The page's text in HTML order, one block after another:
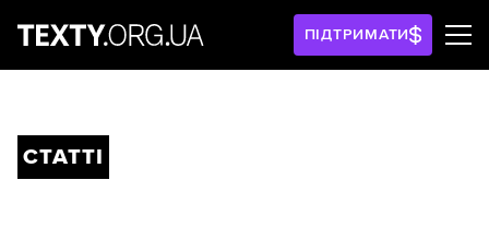
ПІДТРИМАТИ
СТАТТІ